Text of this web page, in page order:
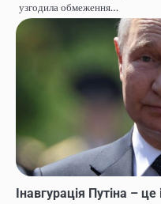
узгодила обмеження…
Інавгурація Путіна –